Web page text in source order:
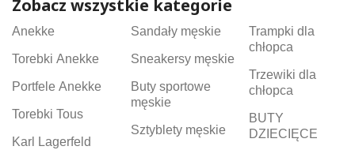
Zobacz wszystkie kategorie
Anekke
Torebki Anekke
Portfele Anekke
Torebki Tous
Karl Lagerfeld
Sandały męskie
Sneakersy męskie
Buty sportowe
męskie
Sztyblety męskie
Trampki dla
chłopca
Trzewiki dla
chłopca
BUTY
DZIECIĘCE